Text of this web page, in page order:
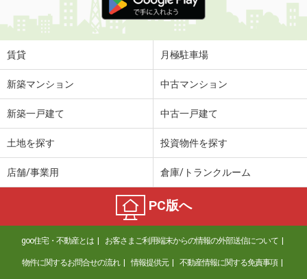
賃貸 月極駐車場
新築マンション 中古マンション
新築一戸建て 中古一戸建て
土地を探す 投資物件を探す
店舗/事業用 倉庫/トランクルーム
PC版へ
goo住宅・不動産とは お客さまご利用端末からの情報の外部送信について
物件に関するお問合せの流れ 情報提供元 不動産情報に関する免責事項